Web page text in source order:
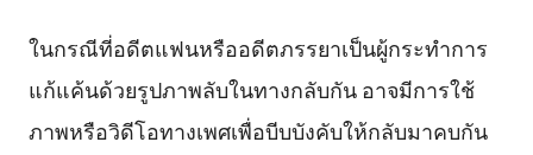
ในกรณีที่อดีตแฟนหรืออดีตภรรยาเป็นผู้กระทำการ
แก้แค้นด้วยรูปภาพลับในทางกลับกัน อาจมีการใช้
ภาพหรือวิดีโอทางเพศเพื่อบีบบังคับให้กลับมาคบกัน